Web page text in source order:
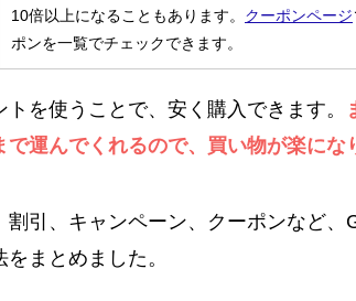
10倍以上になることもあります。 クーポンページ
ポンを一覧でチェックできます。
を使うことで、安く購入できます。
で運んでくれるので、買い物が楽にな
割引、キャンペーン、クーポンなど、
まとめました。